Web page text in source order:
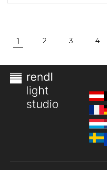
1 2 3 4